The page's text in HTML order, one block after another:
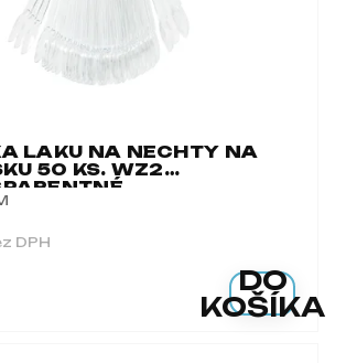
LAKU NA NECHTY NA
50 KS. WZ2
DPH
DO
KOŠÍKA